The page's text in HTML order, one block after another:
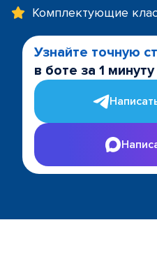
Комплектующие
Узнайте точную
в боте за 1 минуту